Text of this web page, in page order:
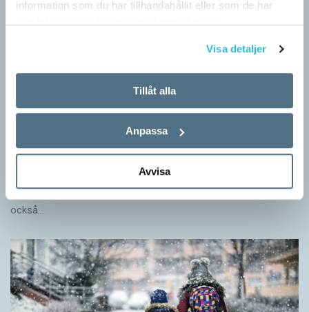
information som du har tillhandahållit eller som de har
Visa detaljer
Tillåt alla
Anpassa
Avvisa
Ge bort Språktidningen till påsk!
Inför påsken har vi ett riktigt fint erbjudande. Just nu kan du ge
också…